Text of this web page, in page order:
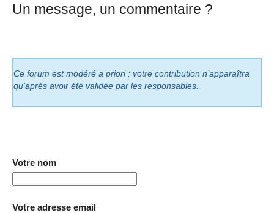
Un message, un commentaire ?
Ce forum est modéré a priori : votre contribution n’apparaîtra
qu’après avoir été validée par les responsables.
Votre nom
Votre adresse email